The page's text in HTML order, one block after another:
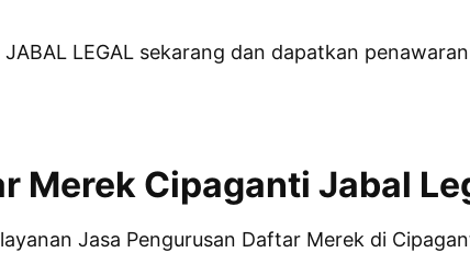
LEGAL sekarang dan dapatkan
Merek Cipaganti Jabal
Jasa Pengurusan Daftar Merek di